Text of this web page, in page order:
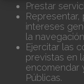
Prestar
intereses
la
Ejercitar las
previstas en
encomendar
Públicas.